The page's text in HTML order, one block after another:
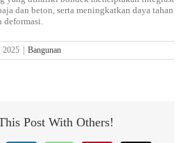
dan beton, serta meningkatkan daya tahan
deformasi.
2025 Bangunan
Post With Others!